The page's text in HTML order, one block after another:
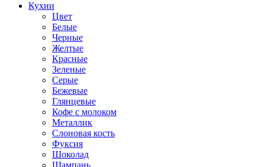
Кухни
Цвет
Белые
Черные
Желтые
Красные
Зеленые
Серые
Бежевые
Глянцевые
Кофе с молоком
Металлик
Слоновая кость
Фуксия
Шоколад
Шампань